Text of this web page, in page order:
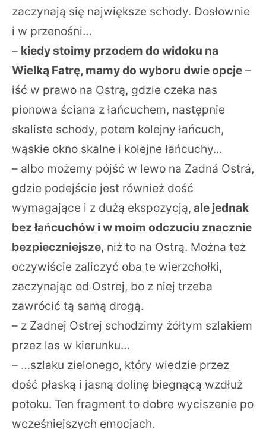
zaczynają się największe schody. Dosłownie
i w przenośni…
– kiedy stoimy przodem do widoku na
Wielką Fatrę, mamy do wyboru dwie opcje –
iść w prawo na Ostrą, gdzie czeka nas
pionowa ściana z łańcuchem, następnie
skaliste schody, potem kolejny łańcuch,
wąskie okno skalne i kolejne łańcuchy…
– albo możemy pójść w lewo na Zadná Ostrá,
gdzie podejście jest również dość
wymagające i z dużą ekspozycją, ale jednak
bez łańcuchów i w moim odczuciu znacznie
bezpieczniejsze, niż to na Ostrą. Można też
oczywiście zaliczyć oba te wierzchołki,
zaczynając od Ostrej, bo z niej trzeba
zawrócić tą samą drogą.
– z Zadnej Ostrej schodzimy żółtym szlakiem
przez las w kierunku…
– …szlaku zielonego, który wiedzie przez
dość płaską i jasną dolinę biegnącą wzdłuż
potoku. Ten fragment to dobre wyciszenie po
wcześniejszych emocjach.